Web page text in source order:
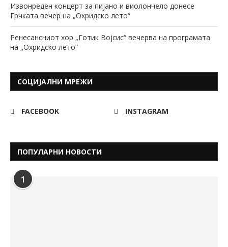
Извонреден концерт за пијано и виолончело донесе
Грчката вечер на „Охридско лето“
Ренесансниот хор „Готик Војсис“ вечерва на програмата
на „Охридско лето“
СОЦИЈАЛНИ МРЕЖИ
FACEBOOK INSTAGRAM
ПОПУЛАРНИ НОВОСТИ
1